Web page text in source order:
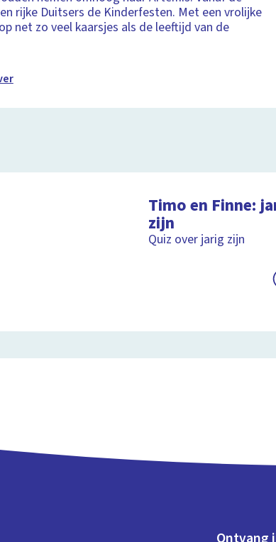
rijke Duitsers de Kinderfesten. Met een vrolijke
net zo veel kaarsjes als de leeftijd van de
Timo en Finne:
zijn
Quiz over jarig zijn